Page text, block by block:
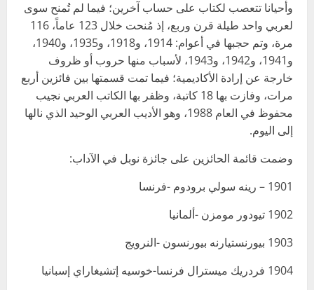
وأحيانا تتعصب لكتاب على حساب آخرين؛ فيما لم تُمنح سوى
لعربي واحد طيلة قرن وربع، إذ مُنحت خلال 123 عاماً، 116
مرة، وتم حجبها في أعوام: 1914، و1918، و1935، و1940،
و1941، و1942، و1943، لأسباب منها حروب أو ظروف
خارجة عن إرادة الأكاديمية؛ فيما تمت قسمتها بين فائزين أربع
مرات، وفازت بها 18 كاتبة، وظفر بها الكاتب العربي نجيب
محفوظ في العام 1988، وهو الأديب العربي الوحيد الذي نالها
إلى اليوم.
وضمت قائمة الحائزين على جائزة نوبل في الآداب:
1901 – رينه سولي برودوم -فرنسا
1902 تيودور مومزن -ألمانيا
1903 بيورنستيارنه بيورنسون -النرويج
1904 فردريك ميسترال فرنسا-خوسيه إتشيغاراي إسبانيا